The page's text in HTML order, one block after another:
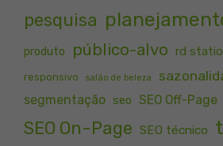
pesquisa
produto público-alvo rd
responsivo salão de beleza
segmentação seo SEO Off-Page
SEO On-Page SEO técnico